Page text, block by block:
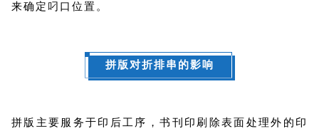
来确定叼口位置。
拼版对折排串的影响
拼版主要服务于印后工序，书刊印刷除表面处理外的印